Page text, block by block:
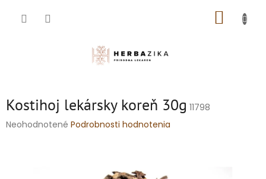
Kostihoj lekársky koreň 30g 11798
Priemerné
Neohodnotené Podrobnosti hodnotenia